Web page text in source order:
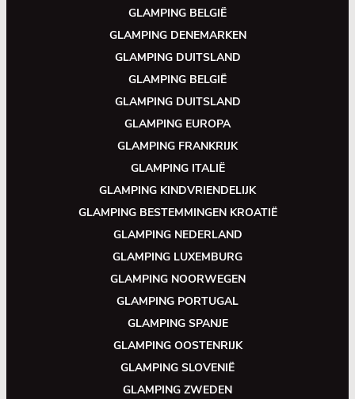
GLAMPING BELGIË
GLAMPING DENEMARKEN
GLAMPING DUITSLAND
GLAMPING BELGIË
GLAMPING DUITSLAND
GLAMPING EUROPA
GLAMPING FRANKRIJK
GLAMPING ITALIË
GLAMPING KINDVRIENDELIJK
GLAMPING BESTEMMINGEN KROATIË
GLAMPING NEDERLAND
GLAMPING LUXEMBURG
GLAMPING NOORWEGEN
GLAMPING PORTUGAL
GLAMPING SPANJE
GLAMPING OOSTENRIJK
GLAMPING SLOVENIË
GLAMPING ZWEDEN